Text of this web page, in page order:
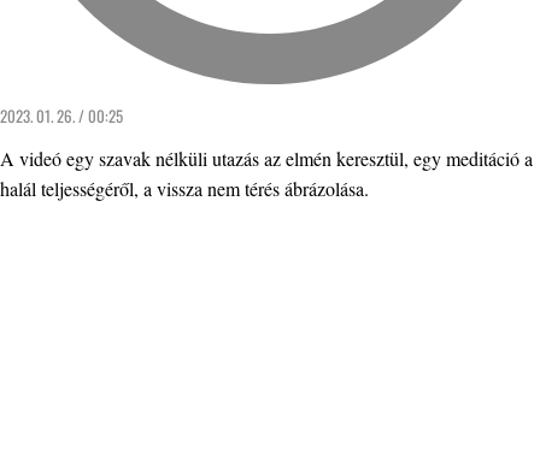
2023. 01. 26. / 00:25
A videó egy szavak nélküli utazás az elmén keresztül, egy meditáció a
halál teljességéről, a vissza nem térés ábrázolása.